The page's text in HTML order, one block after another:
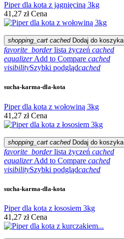
Piper dla kota z jagnięciną 3kg
41,27 zł Cena
shopping_cart cached Dodaj do koszyka
favorite_border lista życzeń cached
equalizer Add to Compare cached
visibilitySzybki podglądcached
sucha-karma-dla-kota
Piper dla kota z wołowiną 3kg
41,27 zł Cena
shopping_cart cached Dodaj do koszyka
favorite_border lista życzeń cached
equalizer Add to Compare cached
visibilitySzybki podglądcached
sucha-karma-dla-kota
Piper dla kota z łososiem 3kg
41,27 zł Cena